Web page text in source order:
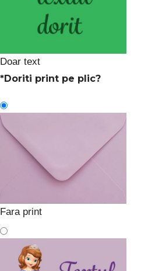
Doar text
*Doriti print pe plic?
Fara print